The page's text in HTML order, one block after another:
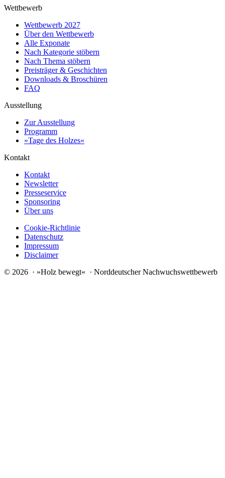
Wettbewerb
Wettbewerb 2027
Über den Wettbewerb
Alle Exponate
Nach Kategorie stöbern
Nach Thema stöbern
Preisträger & Geschichten
Downloads & Broschüren
FAQ
Ausstellung
Zur Ausstellung
Programm
»Tage des Holzes«
Kontakt
Kontakt
Newsletter
Presseservice
Sponsoring
Über uns
Cookie-Richtlinie
Datenschutz
Impressum
Disclaimer
© 2026 · »Holz bewegt« · Norddeutscher Nachwuchswettbewerb